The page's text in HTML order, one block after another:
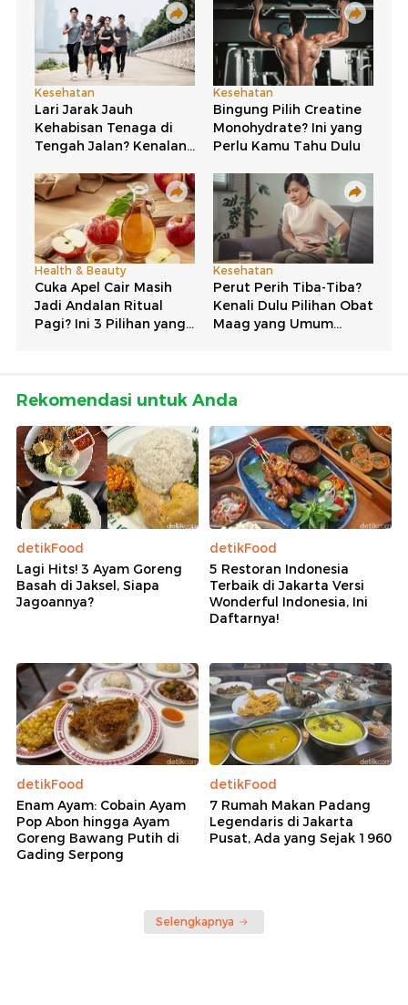
Rekomendasi untuk Anda
detikFood
Lagi Hits! 3 Ayam Goreng
Basah di Jaksel, Siapa
Jagoannya?
detikFood
5 Restoran Indonesia
Terbaik di Jakarta Versi
Wonderful Indonesia, Ini
Daftarnya!
detikFood
Enam Ayam: Cobain Ayam
Pop Abon hingga Ayam
Goreng Bawang Putih di
Gading Serpong
detikFood
7 Rumah Makan Padang
Legendaris di Jakarta
Pusat, Ada yang Sejak 1960
Selengkapnya